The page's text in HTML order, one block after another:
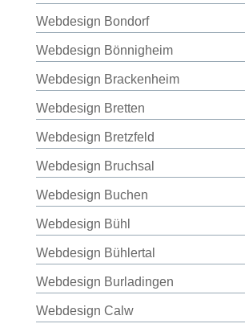
Webdesign Bondorf
Webdesign Bönnigheim
Webdesign Brackenheim
Webdesign Bretten
Webdesign Bretzfeld
Webdesign Bruchsal
Webdesign Buchen
Webdesign Bühl
Webdesign Bühlertal
Webdesign Burladingen
Webdesign Calw